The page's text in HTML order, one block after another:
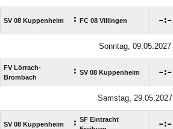
SV 08 Kuppenheim : FC 08 Villingen :
Sonntag, 09.05.2027
FV Lörrach-
Brombach
: SV 08 Kuppenheim :
Samstag, 29.05.2027
SV 08 Kuppenheim : SF Eintracht
: